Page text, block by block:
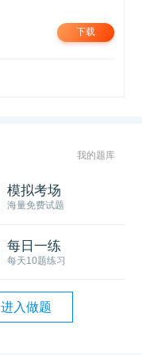
下载
我的题库
模拟考场
海量免费试题
每日一练
每天10题练习
进入做题